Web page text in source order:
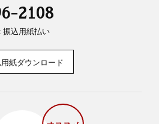
2108
振込用紙払い
紙ダウンロード